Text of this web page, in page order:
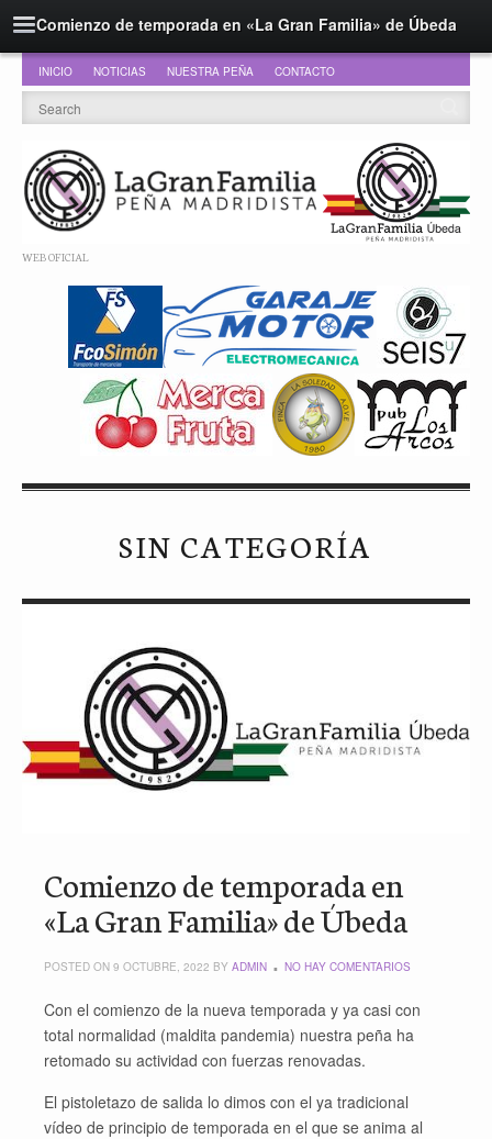
Comienzo de temporada en «La Gran Familia» de Úbeda
INICIO NOTICIAS NUESTRA PEÑA CONTACTO
WEB OFICIAL
SIN CATEGORÍA
Comienzo de temporada en
«La Gran Familia» de Úbeda
POSTED ON 9 OCTUBRE, 2022 BY ADMIN NO HAY COMENTARIOS
Con el comienzo de la nueva temporada y ya casi con
total normalidad (maldita pandemia) nuestra peña ha
retomado su actividad con fuerzas renovadas.
El pistoletazo de salida lo dimos con el ya tradicional
vídeo de principio de temporada en el que se anima al